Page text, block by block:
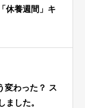
休養週間」キ
変わった？ ス
ました。